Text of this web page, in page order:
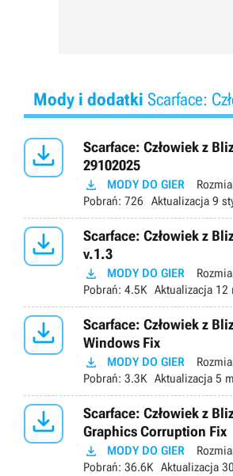
Mody i dodatki Scarface:

Scarface: Człowiek z
29102025
 MODY DO GIER
Pobrań: 726 Aktualizacja 9

Scarface: Człowiek z
v.1.3
 MODY DO GIER
Pobrań: 4.5K Aktualizacja 12

Scarface: Człowiek z
Windows Fix
 MODY DO GIER
Pobrań: 3.3K Aktualizacja 5

Scarface: Człowiek z
Graphics Corruption Fix
 MODY DO GIER
Pobrań: 36.6K Aktualizacja